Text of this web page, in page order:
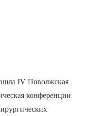
IV Поволжская
конференции